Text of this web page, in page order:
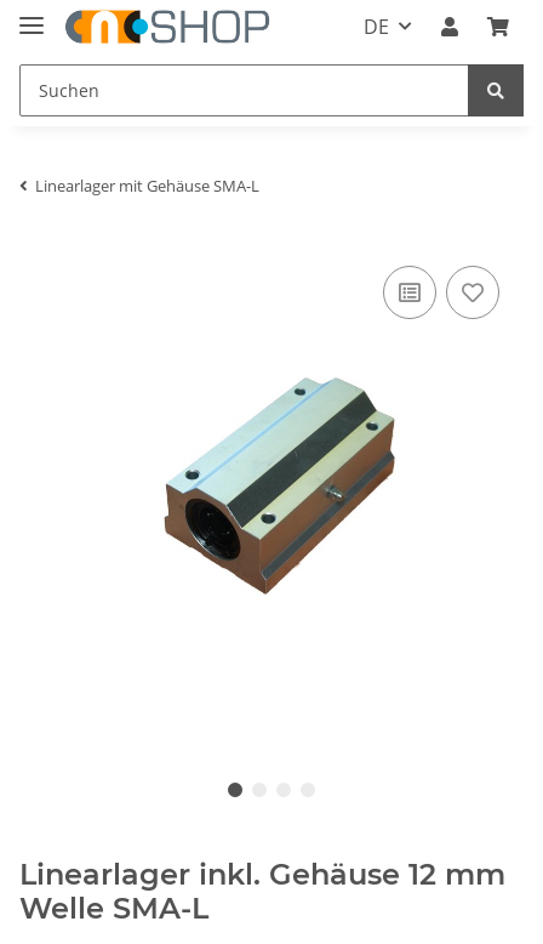
DE
Linearlager mit Gehäuse SMA-L
Linearlager inkl. Gehäuse 12 mm
Welle SMA-L